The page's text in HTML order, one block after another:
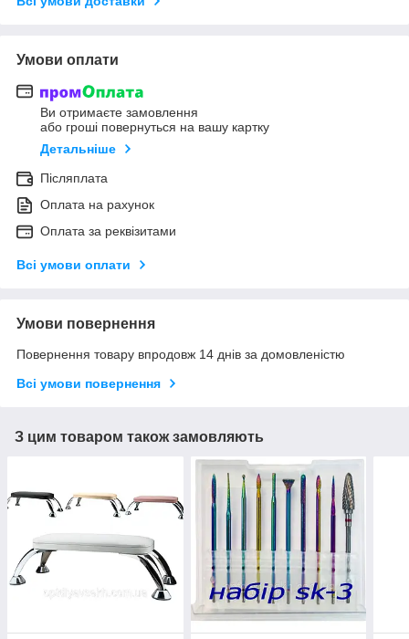
Умови оплати
Ви отримаєте замовлення
або гроші повернуться на вашу картку
Детальніше
Післяплата
Оплата на рахунок
Оплата за реквізитами
Всі умови оплати
Умови повернення
Повернення товару впродовж 14 днів за домовленістю
Всі умови повернення
З цим товаром також замовляють